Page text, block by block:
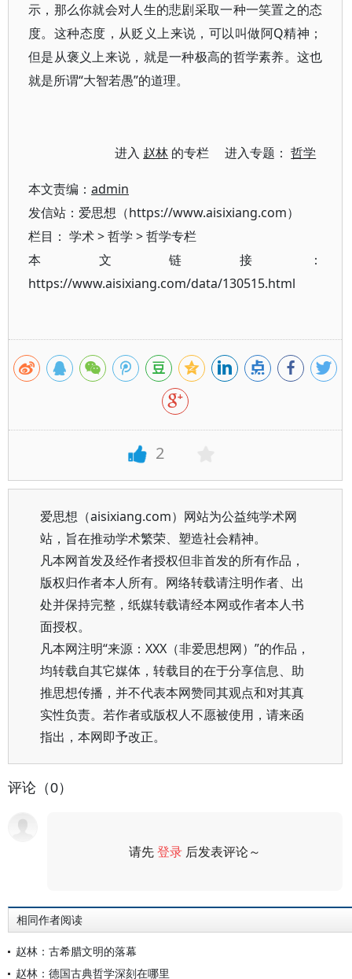
示，那么你就会对人生的悲剧采取一种一笑置之的态
度。这种态度，从贬义上来说，可以叫做阿Q精神；
但是从褒义上来说，就是一种极高的哲学素养。这也
就是所谓“大智若愚”的道理。
进入 赵林 的专栏 进入专题：哲学
本文责编： admin
发信站：爱思想（https://www.aisixiang.com）
栏目： 学术>哲学 >哲学专栏
本文链接：
https://www.aisixiang.com/data/130515.html
2
爱思想（aisixiang.com）网站为公益纯学术网
站，旨在推动学术繁荣、塑造社会精神。
凡本网首发及经作者授权但非首发的所有作品，
版权归作者本人所有。网络转载请注明作者、出
处并保持完整，纸媒转载请经本网或作者本人书
面授权。
凡本网注明“来源：XXX（非爱思想网）”的作品，
均转载自其它媒体，转载目的在于分享信息、助
推思想传播，并不代表本网赞同其观点和对其真
实性负责。若作者或版权人不愿被使用，请来函
指出，本网即予改正。
评论（0）
请先登录 后发表评论～
相同作者阅读
赵林：古希腊文明的落幕
赵林：德国古典哲学深刻在哪里